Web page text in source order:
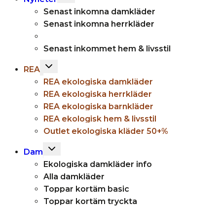
child
menu
Senast inkomna damkläder
Senast inkomna herrkläder
Senast inkommet hem & livsstil
REA Toggle
menu
REA ekologiska damkläder
REA ekologiska herrkläder
REA ekologiska barnkläder
REA ekologisk hem & livsstil
Outlet ekologiska kläder 50+%
Dam
Toggle
menu
Ekologiska damkläder info
Alla damkläder
Toppar kortäm basic
Toppar kortäm tryckta